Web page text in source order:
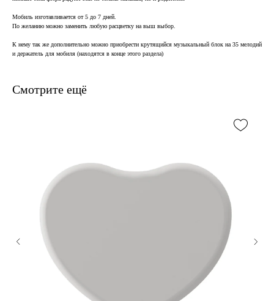
Мобиль изготавливается от 5 до 7 дней.
По желанию можно заменить любую расцветку на выш выбор.
К нему так же дополнительно можно приобрести крутящийся музыкальный блок на 35 мелодий
и держатель для мобиля (находятся в конце этого раздела)
Смотрите ещё
Когда нужен заказ быстро, и ждать нет времени — у нас
есть готовые решения
В наличии, отправим
завтра